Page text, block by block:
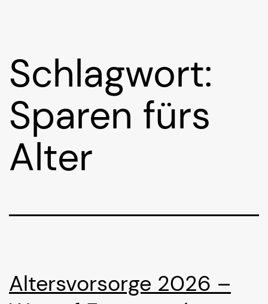
Schlagwort:
Sparen fürs
Alter
Altersvorsorge 2026 –